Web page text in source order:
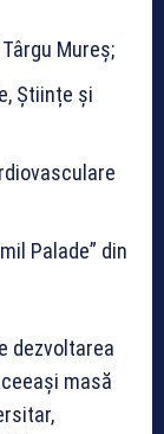
Mureș;
Științe și
Palade” din
dezvoltarea
masă